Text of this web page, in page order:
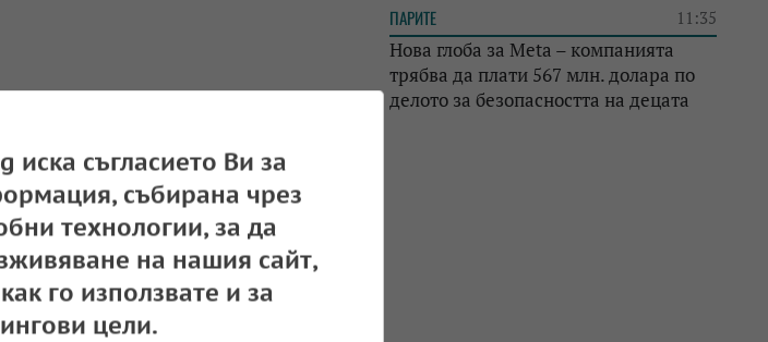
компании
09:37, 28.04.2026
ПАРИТЕ 11:35
Нова глоба за Meta – компанията
трябва да плати 567 млн. долара по
делото за безопасността на децата
съгласието Ви за
събирана чрез
технологии, за да
на нашия сайт,
го използвате и за
цели.